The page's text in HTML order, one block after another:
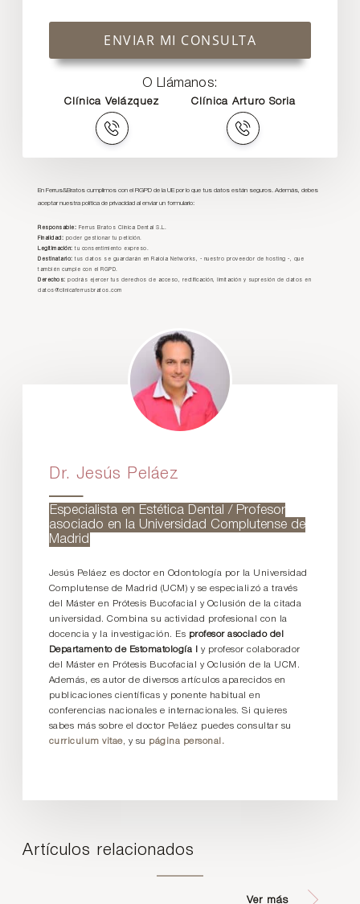
ENVIAR MI CONSULTA
O Llámanos:
Clínica Velázquez Clínica Arturo Soria
En Ferrus&Bratos cumplimos con el RGPD de la UE por lo que tus datos están seguros. Además, debes
aceptar nuestra política de privacidad al enviar un formulario:
Responsable: Ferrus Bratos Clínica Dental S.L.
Finalidad: poder gestionar tu petición.
Legitimación: tu consentimiento expreso.
Destinatario: tus datos se guardarán en Raiola Networks, - nuestro proveedor de hosting -, que
también cumple con el RGPD.
Derechos: podrás ejercer tus derechos de acceso, rectificación, limitación y supresión de datos en
datos@clinicaferrusbratos.com
Dr. Jesús Peláez
Especialista en Estética Dental / Profesor
asociado en la Universidad Complutense de
Madrid
Jesús Peláez es doctor en Odontología por la Universidad
Complutense de Madrid (UCM) y se especializó a través
del Máster en Prótesis Bucofacial y Oclusión de la citada
universidad. Combina su actividad profesional con la
docencia y la investigación. Es profesor asociado del
Departamento de Estomatología I
y profesor colaborador
del Máster en Prótesis Bucofacial y Oclusión de la UCM.
Además, es autor de diversos artículos aparecidos en
publicaciones científicas y ponente habitual en
conferencias nacionales e internacionales. Si quieres
sabes más sobre el doctor Peláez puedes consultar su
curriculum vitae, y su página personal.
Artículos relacionados
Ver más